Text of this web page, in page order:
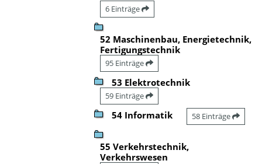
6 Einträge
52 Maschinenbau, Energietechnik,
Fertigungstechnik
95 Einträge
53 Elektrotechnik
59 Einträge
54 Informatik 58 Einträge
55 Verkehrstechnik,
Verkehrswesen